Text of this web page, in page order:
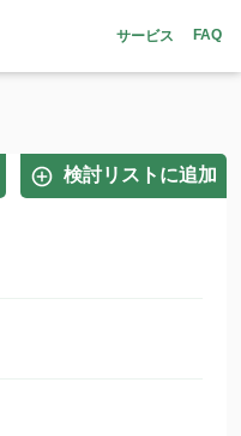
サービス FAQ
検討リストに追加